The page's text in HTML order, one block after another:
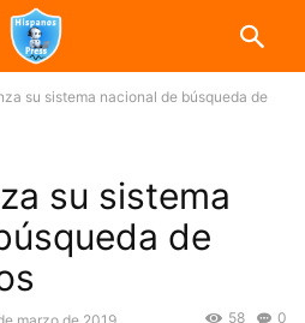
su sistema nacional de búsqueda de
su sistema
de
0
58